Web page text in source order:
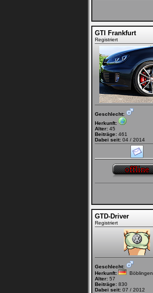
GTI Frankfurt
Registriert
Geschlecht:
Herkunft:
Alter: 45
Beiträge: 461
Dabei seit: 04 / 2014
GTD-Driver
Registriert
Geschlecht:
Herkunft:
Böblingen
Alter: 57
Beiträge: 830
Dabei seit: 07 / 2012